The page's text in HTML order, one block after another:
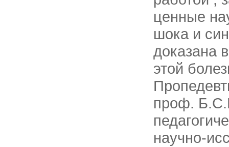
ценные
шока и
доказана
этой
проф.
научно-